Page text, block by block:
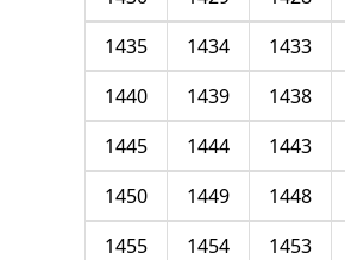
1433
1434
1435
1438
1439
1440
1443
1444
1445
1448
1449
1450
1453
1454
1455